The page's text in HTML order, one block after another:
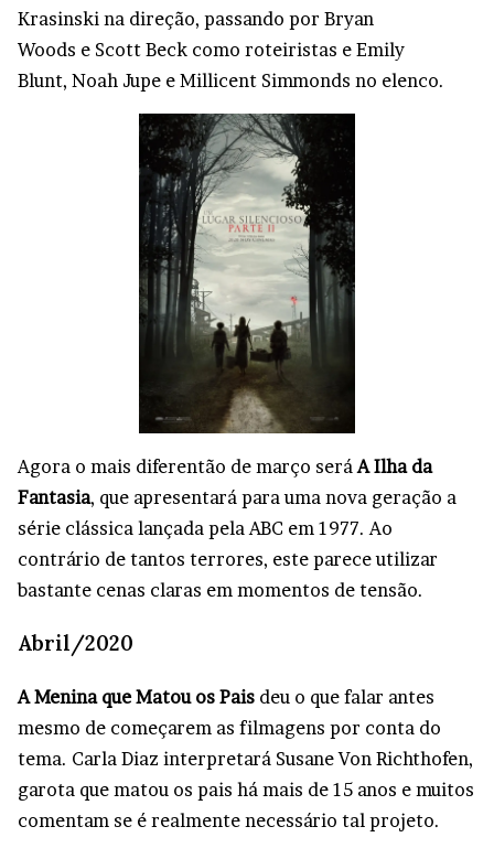
Krasinski na direção, passando por Bryan
Woods e Scott Beck como roteiristas e Emily
Blunt, Noah Jupe e Millicent Simmonds no elenco.
Agora o mais diferentão de março será A Ilha da
Fantasia, que apresentará para uma nova geração a
série clássica lançada pela ABC em 1977. Ao
contrário de tantos terrores, este parece utilizar
bastante cenas claras em momentos de tensão.
Abril/2020
A Menina que Matou os Pais deu o que falar antes
mesmo de começarem as filmagens por conta do
tema. Carla Diaz interpretará Susane Von Richthofen,
garota que matou os pais há mais de 15 anos e muitos
comentam se é realmente necessário tal projeto.